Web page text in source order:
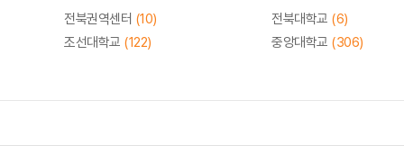
전북권역센터 (10) 전북대학교 (6)
조선대학교 (122) 중앙대학교 (306)